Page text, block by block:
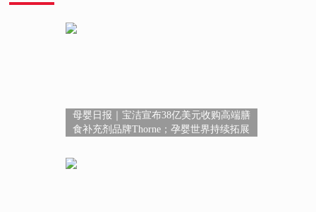
母婴日报｜宝洁宣布38亿美元收购高端膳
食补充剂品牌Thorne；孕婴世界持续拓展